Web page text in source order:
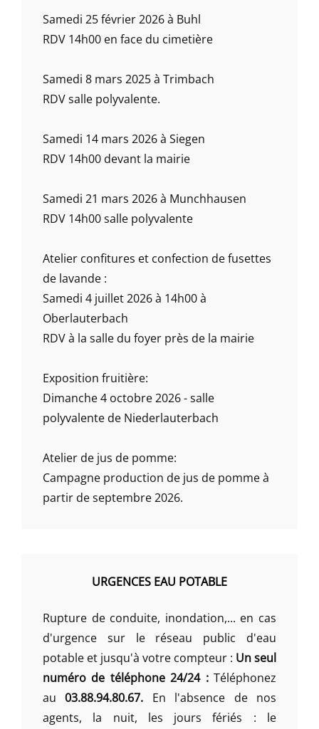
Samedi 25 février 2026 à Buhl
RDV 14h00 en face du cimetière
Samedi 8 mars 2025 à Trimbach
RDV salle polyvalente.
Samedi 14 mars 2026 à Siegen
RDV 14h00 devant la mairie
Samedi 21 mars 2026 à Munchhausen
RDV 14h00 salle polyvalente
Atelier confitures et confection de fusettes
de lavande :
Samedi 4 juillet 2026 à 14h00 à
Oberlauterbach
RDV à la salle du foyer près de la mairie
Exposition fruitière:
Dimanche 4 octobre 2026 - salle
polyvalente de Niederlauterbach
Atelier de jus de pomme:
Campagne production de jus de pomme à
partir de septembre 2026.
URGENCES EAU POTABLE
Rupture de conduite, inondation,... en cas
d'urgence sur le réseau public d'eau
potable et jusqu'à votre compteur : Un seul
numéro de téléphone 24/24 :Téléphonez
au03.88.94.80.67. En l'absence de nos
agents, la nuit, les jours fériés : le